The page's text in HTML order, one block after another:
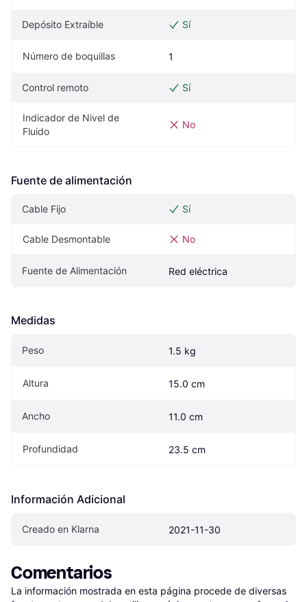
Depósito Extraíble Sí
Número de boquillas 1
Control remoto Sí
Indicador de Nivel de
Fluido
No
Fuente de alimentación
Cable Fijo Sí
Cable Desmontable No
Fuente de Alimentación Red eléctrica
Medidas
Peso 1.5 kg
Altura 15.0 cm
Ancho 11.0 cm
Profundidad 23.5 cm
Información Adicional
Creado en Klarna 2021-11-30
Comentarios
La información mostrada en esta página procede de diversas